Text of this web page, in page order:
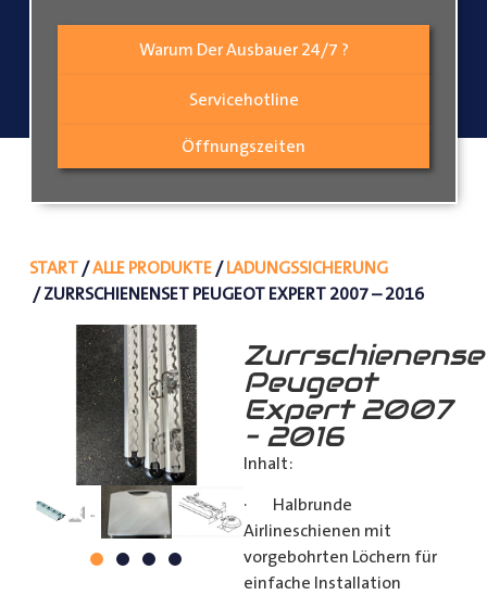
Warum Der Ausbauer 24/7 ?
Servicehotline
Öffnungszeiten
START/ALLE PRODUKTE/LADUNGSSICHERUNG
/ ZURRSCHIENENSET PEUGEOT EXPERT 2007 – 2016
Peugeot
Expert 2007
– 2016
Inhalt:
· Halbrunde
Airlineschienen mit
vorgebohrten Löchern für
einfache Installation